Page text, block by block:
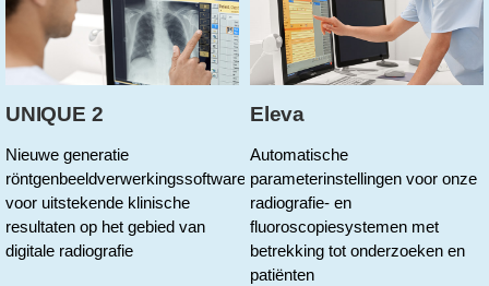
UNIQUE 2
Nieuwe generatie
röntgenbeeldverwerkingssoftware
voor uitstekende klinische
resultaten op het gebied van
digitale radiografie
Eleva
Automatische
parameterinstellingen voor onze
radiografie- en
fluoroscopiesystemen met
betrekking tot onderzoeken en
patiënten